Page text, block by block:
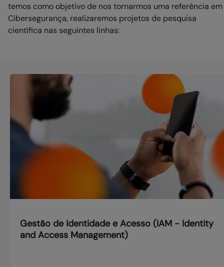
temos como objetivo de nos tornarmos uma referência em
Cibersegurança, realizaremos projetos de pesquisa
científica nas seguintes linhas:
Gestão de Identidade e Acesso (IAM - Identity
and Access Management)